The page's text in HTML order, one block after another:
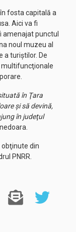
fosta capitală a
Aici va fi
amenajat punctul
noul muzeu al
a turiştilor. De
multifuncţionale
în Ţara
şi să devină,
în judeţul
din
PNRR.